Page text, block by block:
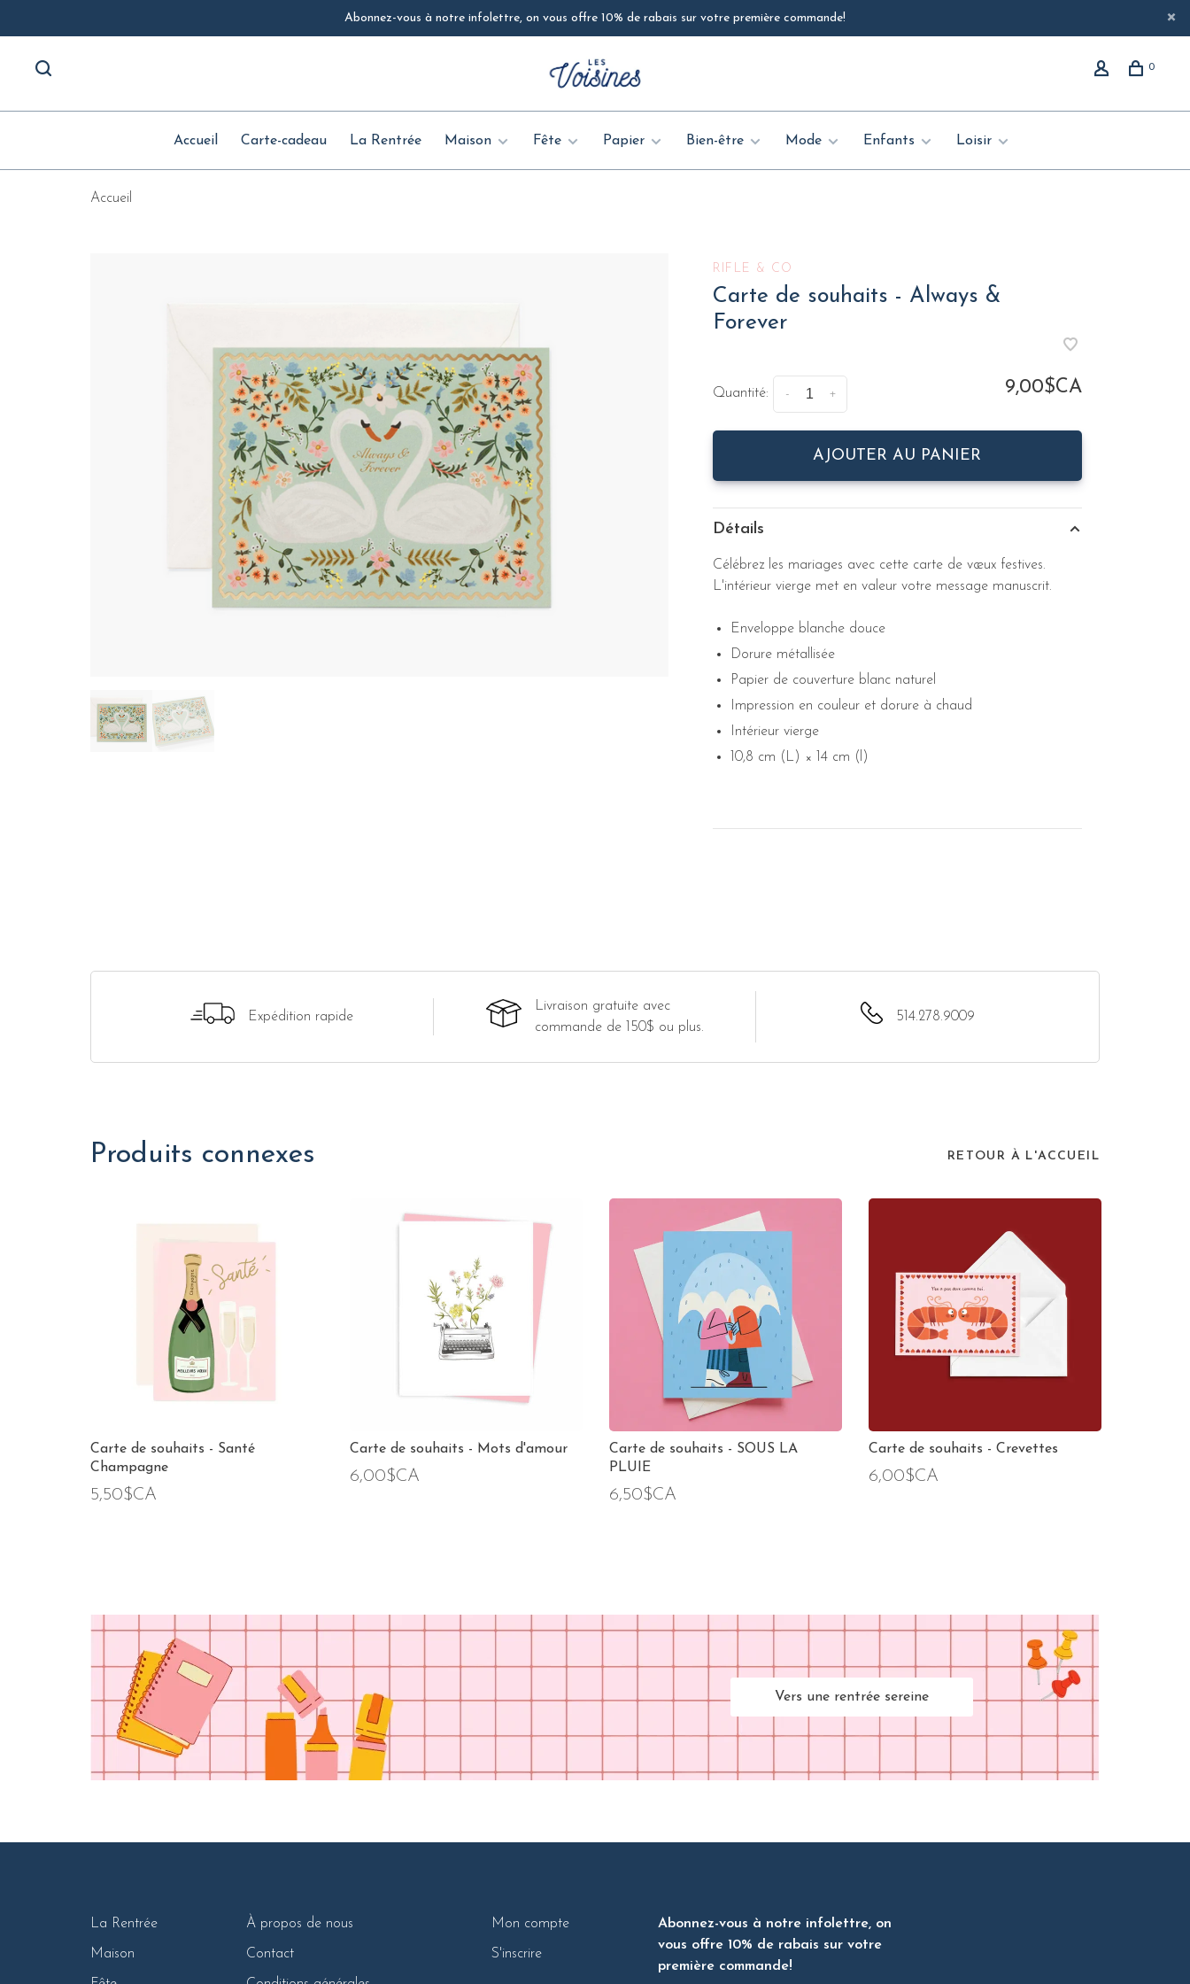
Abonnez-vous à notre infolettre, on vous offre 10% de rabais sur votre première commande!
0
Accueil Carte-cadeau La Rentrée Maison Fête Papier Bien-être Mode Enfants Loisir
Accueil
RIFLE & CO
Carte de souhaits - Always &
Forever
Quantité: +
- 9,00$CA
AJOUTER AU PANIER
Détails
Célébrez les mariages avec cette carte de vœux festives.
L'intérieur vierge met en valeur votre message manuscrit.
Enveloppe blanche douce
Dorure métallisée
Papier de couverture blanc naturel
Impression en couleur et dorure à chaud
Intérieur vierge
10,8 cm (L) × 14 cm (l)
Expédition rapide
Livraison gratuite avec
commande de 150$ ou plus.
514.278.9009
Produits connexes RETOUR À L'ACCUEIL
Carte de souhaits - Santé
Champagne
5,50$CA
Carte de souhaits - Mots d'amour
6,00$CA
Carte de souhaits - SOUS LA
PLUIE
6,50$CA
Carte de souhaits - Crevettes
6,00$CA
Vers une rentrée sereine
La Rentrée
Maison
À propos de nous
Contact
Mon compte
S'inscrire
Abonnez-vous à notre infolettre, on
vous offre 10% de rabais sur votre
première commande!